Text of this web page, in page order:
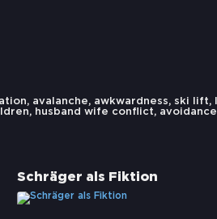
, avalanche, awkwardness, ski lift,
, husband wife conflict, avoidance
Schräger als Fiktion